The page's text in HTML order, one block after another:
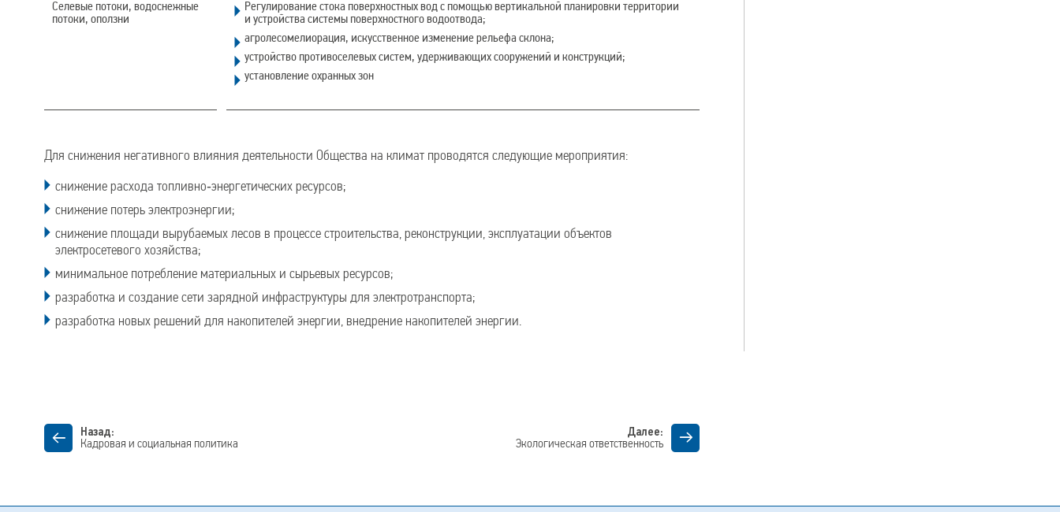
Селевые потоки, водоснежные
потоки, оползни
Регулирование стока поверхностных вод с помощью вертикальной планировки территории
и устройства системы поверхностного водоотвода;
агролесомелиорация, искусственное изменение рельефа склона;
устройство противоселевых систем, удерживающих сооружений и конструкций;
установление охранных зон
Для снижения негативного влияния деятельности Общества на климат проводятся следующие мероприятия:
снижение расхода топливно‑энергетических ресурсов;
снижение потерь электроэнергии;
снижение площади вырубаемых лесов в процессе строительства, реконструкции, эксплуатации объектов
электросетевого хозяйства;
минимальное потребление материальных и сырьевых ресурсов;
разработка и создание сети зарядной инфраструктуры для электротранспорта;
разработка новых решений для накопителей энергии, внедрение накопителей энергии.
Назад:
Кадровая и социальная политика
Далее:
Экологическая ответственность